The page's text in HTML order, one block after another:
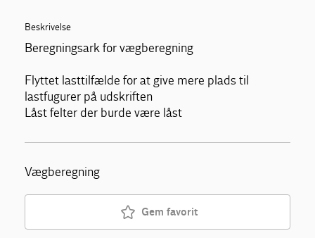
Beskrivelse
Beregningsark for vægberegning
Flyttet lasttilfælde for at give mere plads til
lastfugurer på udskriften
Låst felter der burde være låst
Vægberegning
Gem favorit